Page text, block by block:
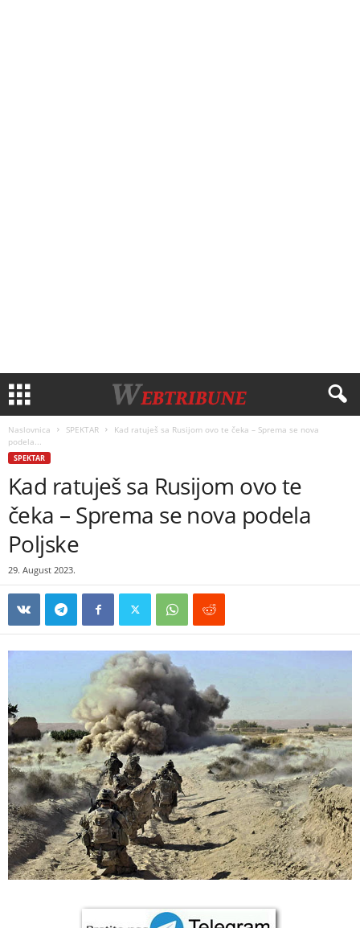
Naslovnica SPEKTAR
Kad ratuješ sa Rusijom ovo te čeka – Sprema se nova
podela...
SPEKTAR
Kad ratuješ sa Rusijom ovo te
čeka – Sprema se nova podela
Poljske
29. August 2023.